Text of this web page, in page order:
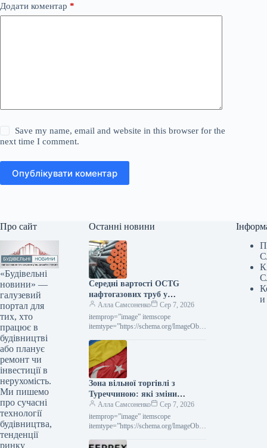
Додати коментар *
Save my name, email and website in this browser for the
next time I comment.
Опублікувати коментар
Про сайт
«Будівельні
новини» —
галузевий
портал для
тих, хто
працює в
будівництві
або планує
ремонт чи
інвестиції в
нерухомість.
Ми пишемо
про сучасні
технології
будівництва,
тенденції
ринку
Останні новини
Середні вартості OCTG
нафтогазових труб у
Сполучених Штатах у липні
залишалися незмінними,
досягнувши позначки $2563 за
Алла Самсоненко
Сер 7, 2026
itemprop=”image” itemscope
itemtype=”https://schema.org/ImageObje
Глобальний ринок ціни на прокат
Роздрукувати 297 06 Серпня 2026
Середні ціни на нафтогазові труби…
Зона вільної торгівлі з
Туреччиною: які зміни
чекають на українське
металоведення
Алла Самсоненко
Сер 7, 2026
itemprop=”image” itemscope
itemtype=”https://schema.org/ImageObje
СтаттіІндустріяторгівляРоздрукувати
и